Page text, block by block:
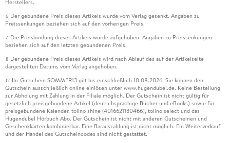
Herstellers.
6 Der gebundene Preis dieses Artikels wurde vom Verlag gesenkt. Angaben zu
Preissenkungen beziehen sich auf den vorherigen Preis.
7 Die Preisbindung dieses Artikels wurde aufgehoben. Angaben zu Preissenkungen
beziehen sich auf den letzten gebundenen Preis.
8 Der gebundene Preis dieses Artikels wird nach Ablauf des auf der Artikelseite
dargestellten Datums vom Verlag angehoben.
12 Ihr Gutschein SOMMER13 gilt bis einschließlich 10.08.2026. Sie können den
Gutschein ausschließlich online einlösen unter www.hugendubel.de. Keine Bestellung
zur Abholung mit Zahlung in der Filiale möglich. Der Gutschein ist nicht gültig für
gesetzlich preisgebundene Artikel (deutschsprachige Bücher und eBooks) sowie für
preisgebundene Kalender, tolino shine (4016621130466), tolino select und das
Hugendubel Hörbuch Abo. Der Gutschein ist nicht mit anderen Gutscheinen und
Geschenkkarten kombinierbar. Eine Barauszahlung ist nicht möglich. Ein Weiterverkauf
und der Handel des Gutscheincodes sind nicht gestattet.